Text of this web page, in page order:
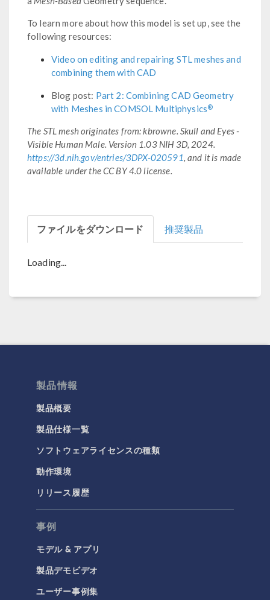
To learn more about how this model is set up, see the
following resources:
Video on editing and repairing STL meshes and
combining them with CAD
Blog post: Part 2: Combining CAD Geometry
with Meshes in COMSOL Multiphysics®
The STL mesh originates from: kbrowne. Skull and Eyes -
Visible Human Male. Version 1.03 NIH 3D, 2024.
https://3d.nih.gov/entries/3DPX-020591, and it is made
available under the CC BY 4.0 license.
ファイルをダウンロード 推奨製品
Loading...
製品情報
製品概要
製品仕様一覧
ソフトウェアライセンスの種類
動作環境
リリース履歴
事例
モデル & アプリ
製品デモビデオ
ユーザー事例集